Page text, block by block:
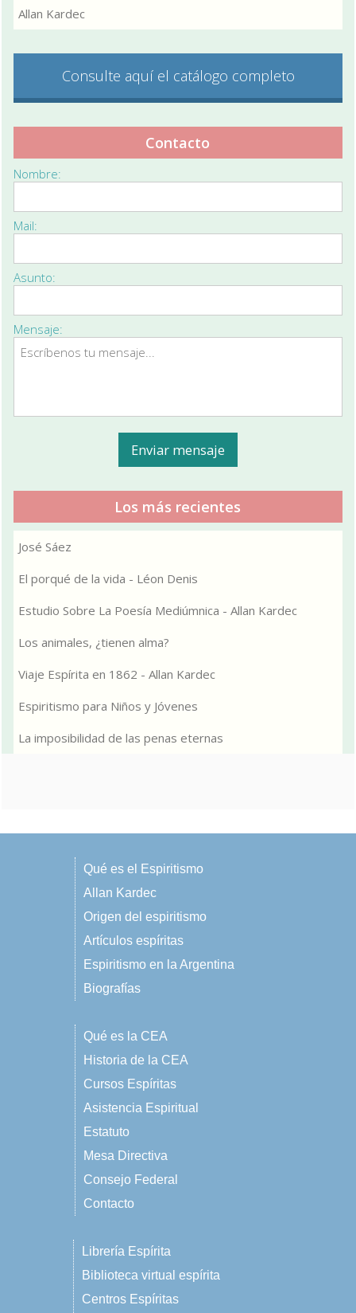
Allan Kardec
Consulte aquí el catálogo completo
Contacto
Nombre:
Mail:
Asunto:
Mensaje:
Los más recientes
José Sáez
El porqué de la vida - Léon Denis
Estudio Sobre La Poesía Mediúmnica - Allan Kardec
Los animales, ¿tienen alma?
Viaje Espírita en 1862 - Allan Kardec
Espiritismo para Niños y Jóvenes
La imposibilidad de las penas eternas
Qué es el Espiritismo
Allan Kardec
Origen del espiritismo
Artículos espíritas
Espiritismo en la Argentina
Biografías
Qué es la CEA
Historia de la CEA
Cursos Espíritas
Asistencia Espiritual
Estatuto
Mesa Directiva
Consejo Federal
Contacto
Librería Espírita
Biblioteca virtual espírita
Centros Espíritas